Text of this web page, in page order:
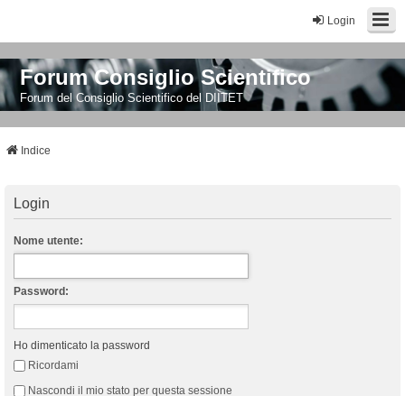
Login
Forum Consiglio Scientifico
Forum del Consiglio Scientifico del DIITET
Indice
Login
Nome utente:
Password:
Ho dimenticato la password
Ricordami
Nascondi il mio stato per questa sessione